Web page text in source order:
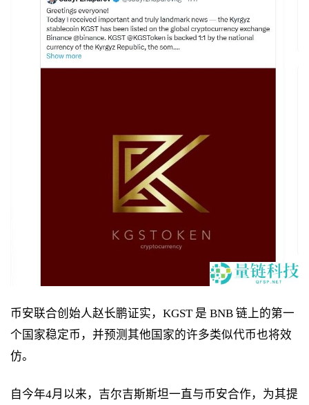
币安联合创始人赵长鹏证实，KGST 是 BNB 链上的第一
个国家稳定币，并预测其他国家的许多类似代币也将效
仿。
自今年4月以来，吉尔吉斯斯坦一直与币安合作，为其提